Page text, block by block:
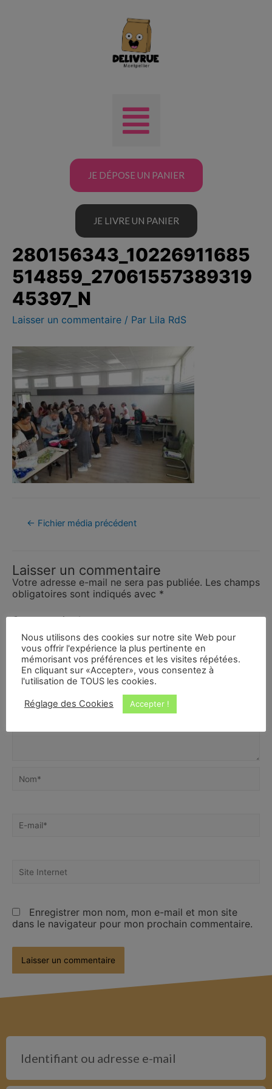
JE DÉPOSE UN PANIER
JE LIVRE UN PANIER
280156343_10226911685
514859_27061557389319
45397_N
Laisser un commentaire / Par Lila RdS
← Fichier média précédent
Laisser un commentaire
Votre adresse e-mail ne sera pas publiée. Les champs
obligatoires sont indiqués avec *
Commentaire*
Enregistrer mon nom, mon e-mail et mon site
dans le navigateur pour mon prochain commentaire.
Nous utilisons des cookies sur notre site Web pour
vous offrir l'expérience la plus pertinente en
mémorisant vos préférences et les visites répétées.
En cliquant sur «Accepter», vous consentez à
l'utilisation de TOUS les cookies.
Réglage des Cookies Accepter !